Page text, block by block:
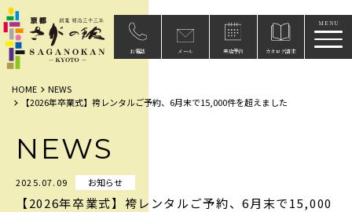
お電話 メール 来店予約 カタログ請求
HOME
NEWS
【2026年卒業式】袴レンタルご予約、6月末で15,000件を超えました
NEWS
2025.07.09 お知らせ
【2026年卒業式】袴レンタルご予約、6月末で15,000
メニ